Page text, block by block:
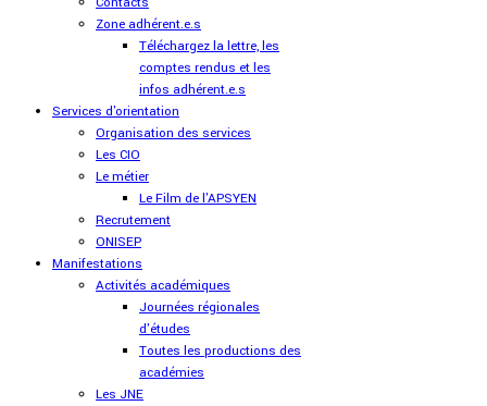
Zone adhérent.e.s
Téléchargez la lettre, les
comptes rendus et les
infos adhérent.e.s
Services d'orientation
Organisation des services
Les CIO
Le métier
Le Film de l'APSYEN
Recrutement
ONISEP
Manifestations
Activités académiques
Journées régionales
d'études
Toutes les productions des
académies
Les JNE